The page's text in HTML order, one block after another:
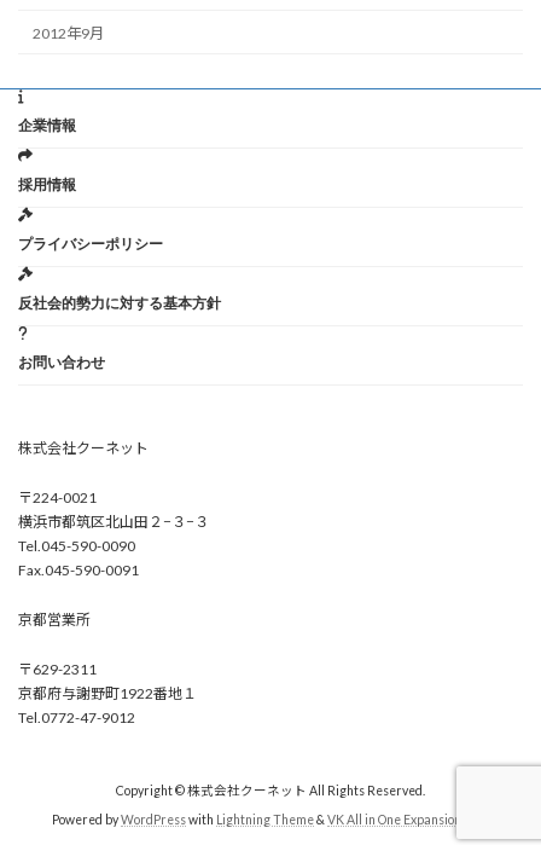
2012年9月
企業情報
採用情報
プライバシーポリシー
反社会的勢力に対する基本方針
お問い合わせ
株式会社クーネット
〒224-0021
横浜市都筑区北山田２−３−３
Tel.045-590-0090
Fax.045-590-0091
京都営業所
〒629-2311
京都府与謝野町1922番地１
Tel.0772-47-9012
Copyright © 株式会社クーネット All Rights Reserved.
Powered byWordPresswith Lightning Theme& VK All in One Expansion Unit